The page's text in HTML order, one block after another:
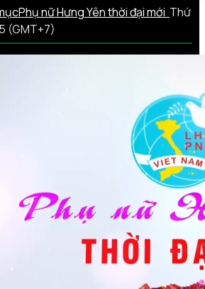
Phụ nữ Hưng Yên thời đại mới Thứ
(GMT+7)